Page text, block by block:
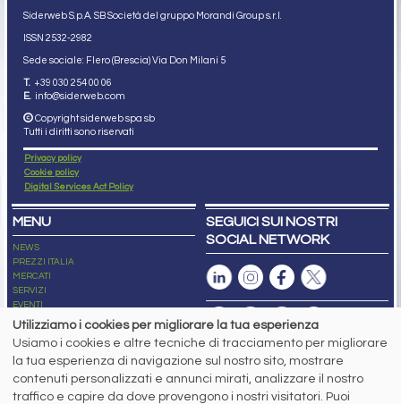
Siderweb S.p.A. SB Società del gruppo Morandi Group s.r.l.
ISSN 2532-2982
Sede sociale: Flero (Brescia) Via Don Milani 5
T. +39 030 254 00 06
E. info@siderweb.com
Copyright siderweb spa sb
Tutti i diritti sono riservati
Privacy policy
Cookie policy
Digital Services Act Policy
MENU
NEWS
PREZZI ITALIA
MERCATI
SERVIZI
EVENTI
ABBONAMENTI
NEWSLETTER
SEGUICI SUI NOSTRI
SOCIAL NETWORK
Capitale Sociale: 190.000€ interamente versato
Registro delle Imprese di Brescia
Codice Fiscale e Partita I.V.A.:IT03562320170
Utilizziamo i cookies per migliorare la tua esperienza
Usiamo i cookies e altre tecniche di tracciamento per migliorare
la tua esperienza di navigazione sul nostro sito, mostrare
contenuti personalizzati e annunci mirati, analizzare il nostro
traffico e capire da dove provengono i nostri visitatori. Puoi